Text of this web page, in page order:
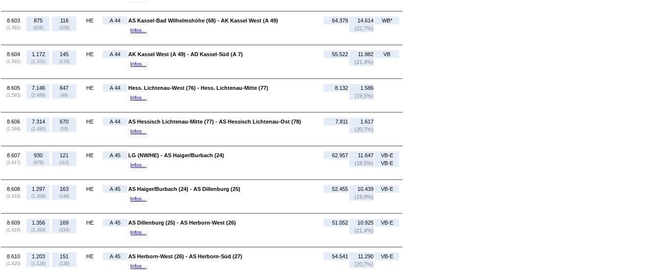
8.603
(1.591)
875
(826)
116
(108)
HE A 44
AS Kassel-Bad Wilhelmshöhe (68) - AK Kassel West (A 49)
Infos...
64.379
14.614
(22,7%)
WB*
8.604
(1.592)
1.172
(1.101)
145
(133)
HE A 44
AK Kassel West (A 49) - AD Kassel-Süd (A 7)
Infos...
55.522
11.882
(21,4%)
VB
8.605
(1.593)
7.146
(2.489)
647
(49)
HE A 44
Hess. Lichtenau-West (76) - Hess. Lichtenau-Mitte (77)
Infos...
8.132
1.586
(19,5%)
8.606
(1.594)
7.314
(2.490)
670
(50)
HE A 44
AS Hessisch Lichtenau-Mitte (77) - AS Hessisch Lichtenau-Ost (78)
Infos...
7.811
1.617
(20,7%)
8.607
(1.617)
930
(878)
121
(112)
HE A 45
LG (NW/HE) - AS Haiger/Burbach (24)
Infos...
62.957
11.647
(18,5%)
VB-E
VB-E
8.608
(1.618)
1.297
(1.209)
163
(148)
HE A 45
AS Haiger/Burbach (24) - AS Dillenburg (25)
Infos...
52.455
10.439
(19,9%)
VB-E
8.609
(1.619)
1.356
(1.263)
169
(154)
HE A 45
AS Dillenburg (25) - AS Herborn-West (26)
Infos...
51.052
10.925
(21,4%)
VB-E
8.610
(1.620)
1.203
(1.128)
151
(138)
HE A 45
AS Herborn-West (26) - AS Herborn-Süd (27)
Infos...
54.541
11.290
(20,7%)
VB-E